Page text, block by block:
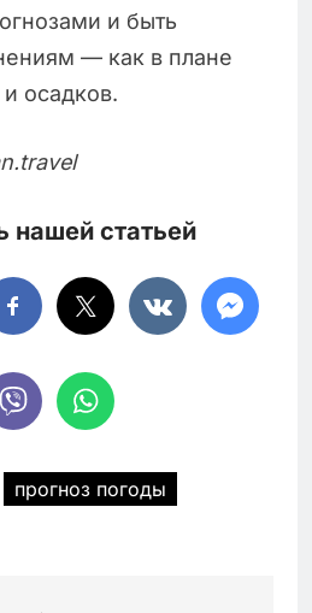
и быть
— как в плане
осадков.
нашей статьей
прогноз погоды